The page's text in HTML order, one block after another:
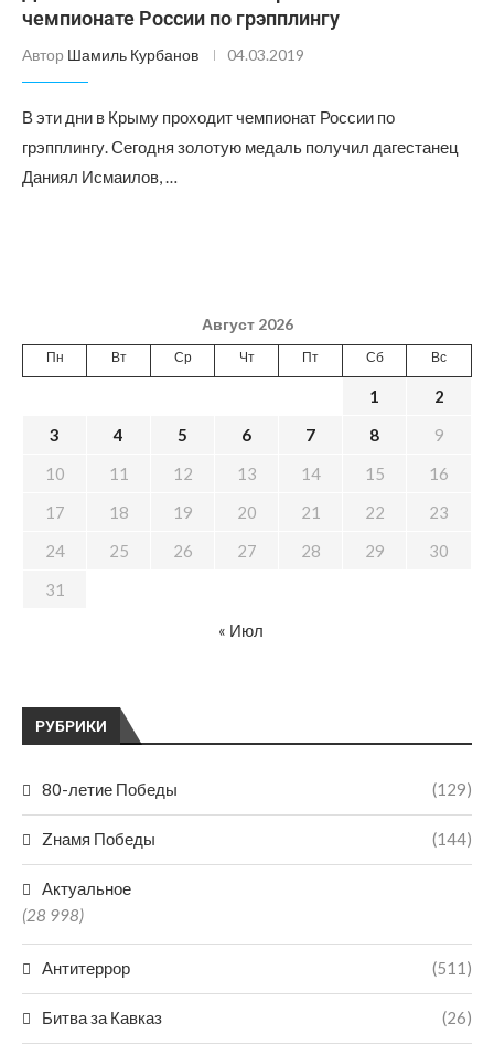
чемпионате России по грэпплингу
Автор Шамиль Курбанов 04.03.2019
В эти дни в Крыму проходит чемпионат России по
грэпплингу. Сегодня золотую медаль получил дагестанец
Даниял Исмаилов, …
РУБРИКИ
80-летие Победы (129)
Zнамя Победы (144)
Актуальное
(28 998)
Антитеррор (511)
Битва за Кавказ (26)
Август 2026
Пн Вт Ср Чт Пт Сб Вс
1
2
3
4 5 6 7 8
9
10
11 12 13 14 15
16
17
18 19 20 21 22
23
24
25 26 27 28 29
30
31
« Июл